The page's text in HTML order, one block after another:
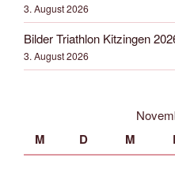
3. August 2026
Bilder Triathlon Kitzingen
3. August 2026
M D M